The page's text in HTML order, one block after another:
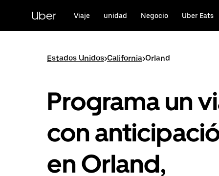
contenido
principal
Uber Viaje unidad Negocio Uber Eats
Estados Unidos>California>Orland
Programa un
con
en Orland,